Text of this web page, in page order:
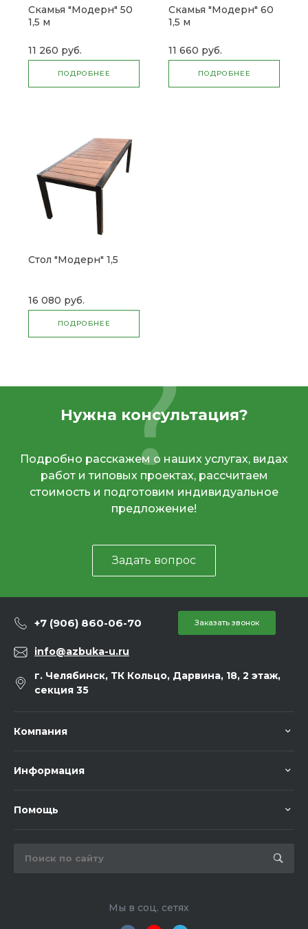
Скамья "Модерн" 50
1,5 м
11 260 руб.
ПОДРОБНЕЕ
Скамья "Модерн" 60
1,5 м
11 660 руб.
ПОДРОБНЕЕ
Стол "Модерн" 1,5
16 080 руб.
ПОДРОБНЕЕ
Нужна консультация?
Подробно расскажем о наших услугах, видах
работ и типовых проектах, рассчитаем
стоимость и подготовим индивидуальное
предложение!
Задать вопрос
+7 (906) 860-06-70 Заказать звонок
info@azbuka-u.ru
г. Челябинск, ТК Кольцо, Дарвина, 18, 2 этаж,
секция 35
Компания
Информация
Помощь
Мы в соц. сетях